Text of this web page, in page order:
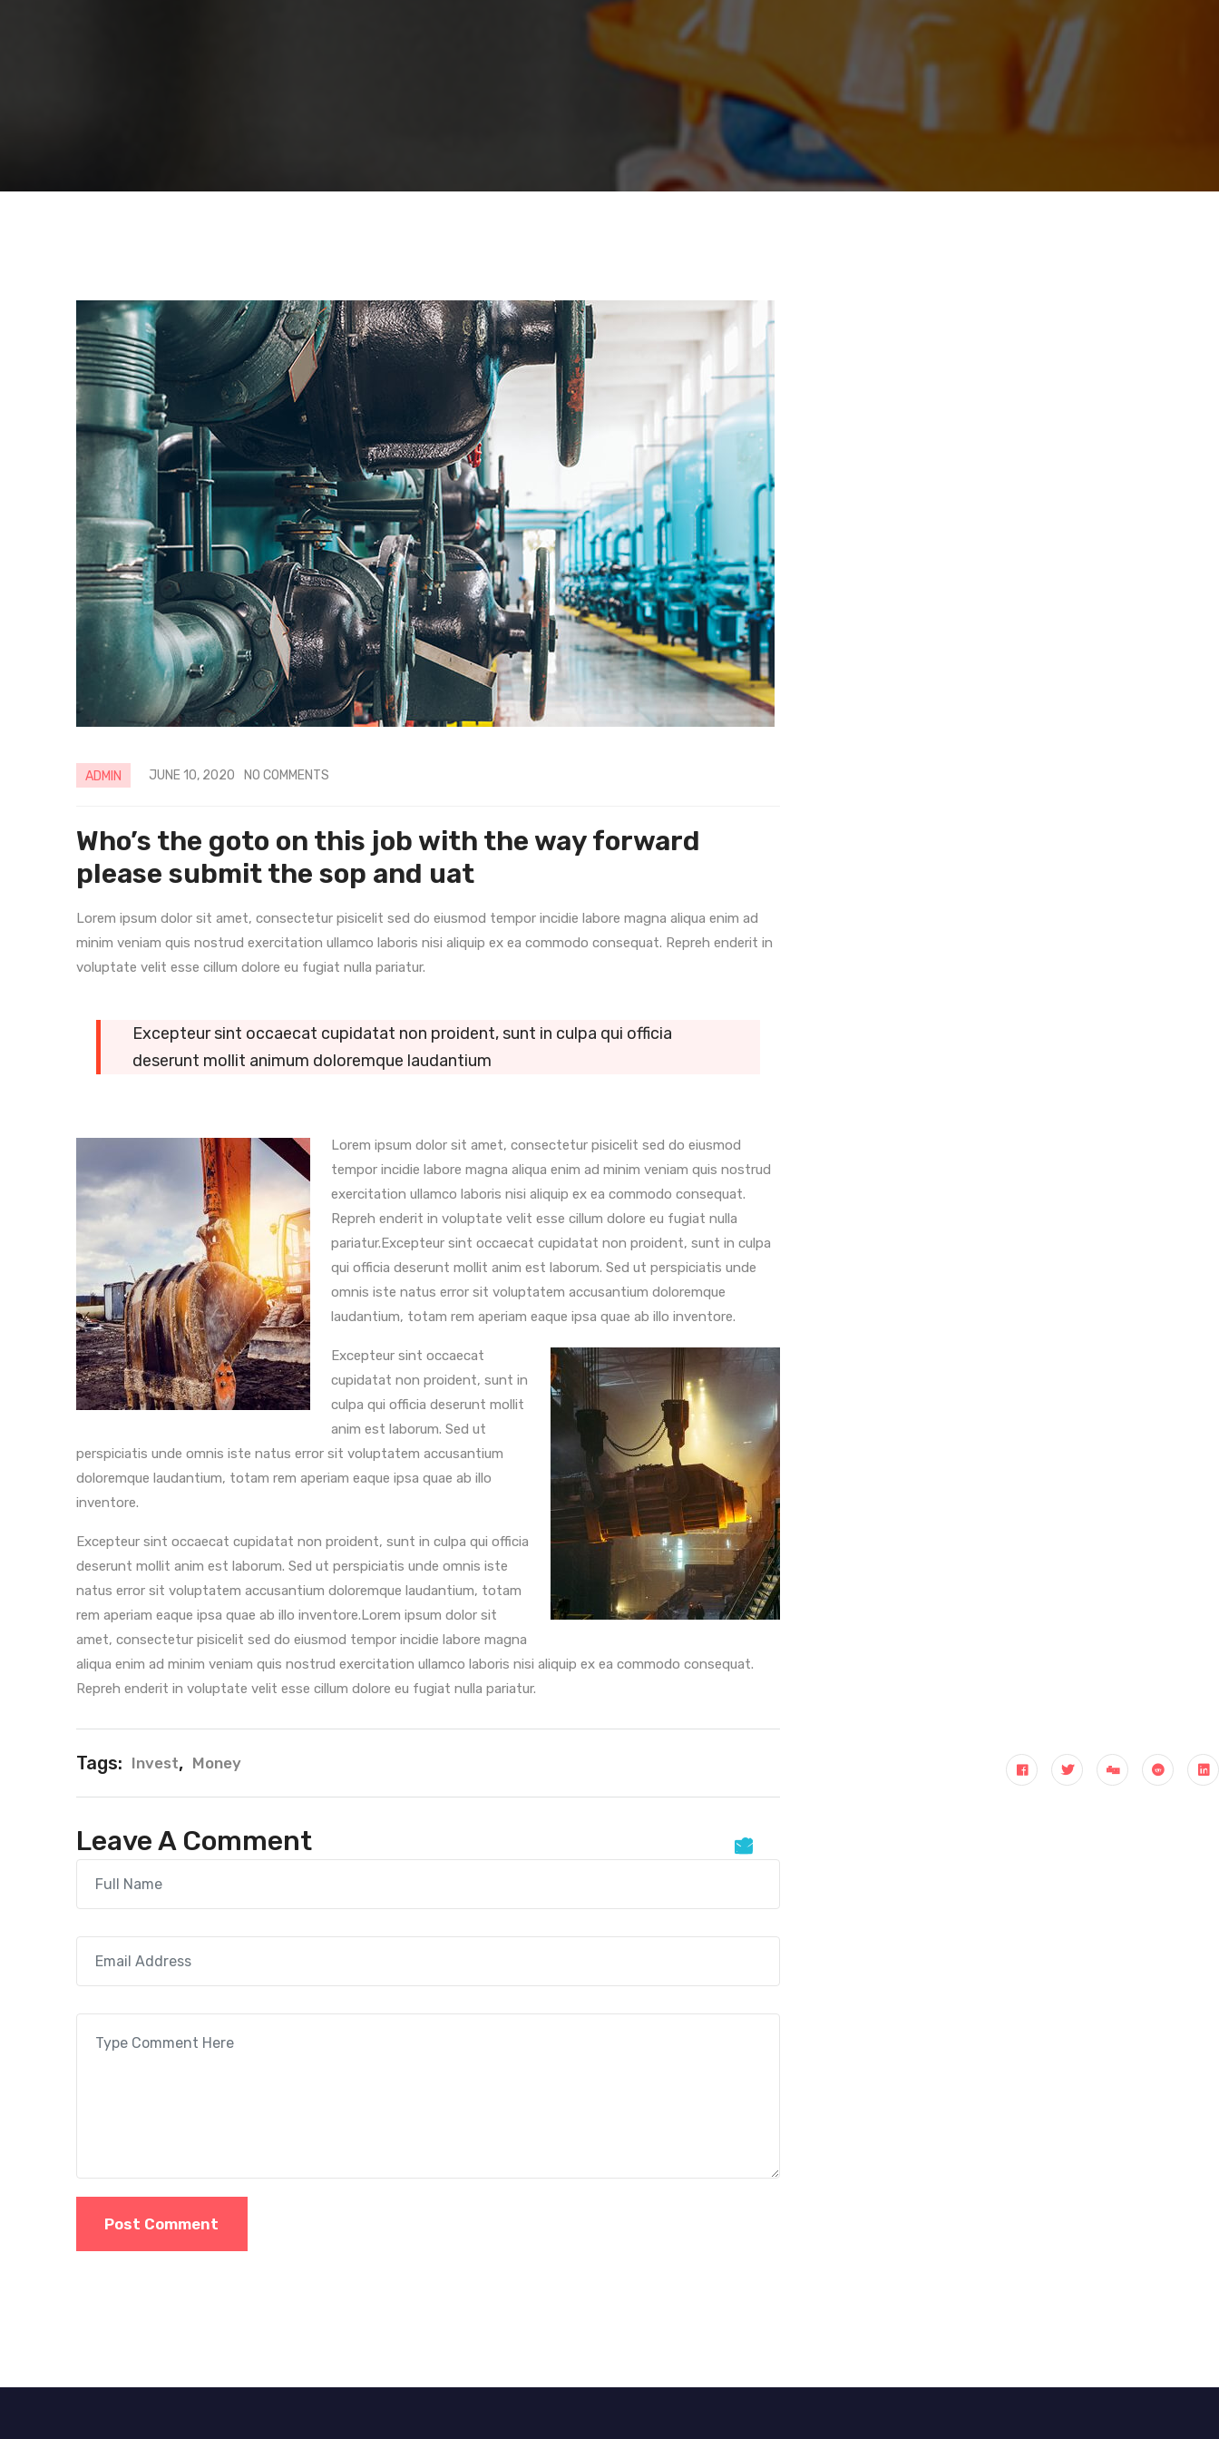
ADMIN JUNE 10, 2020 NO COMMENTS
Who’s the goto on this job with the way forward
please submit the sop and uat
Lorem ipsum dolor sit amet, consectetur pisicelit sed do eiusmod tempor incidie labore magna aliqua enim ad
minim veniam quis nostrud exercitation ullamco laboris nisi aliquip ex ea commodo consequat. Repreh enderit in
voluptate velit esse cillum dolore eu fugiat nulla pariatur.
Excepteur sint occaecat cupidatat non proident, sunt in culpa qui officia
deserunt mollit animum doloremque laudantium
Lorem ipsum dolor sit amet, consectetur pisicelit sed do eiusmod
tempor incidie labore magna aliqua enim ad minim veniam quis nostrud
exercitation ullamco laboris nisi aliquip ex ea commodo consequat.
Repreh enderit in voluptate velit esse cillum dolore eu fugiat nulla
pariatur.Excepteur sint occaecat cupidatat non proident, sunt in culpa
qui officia deserunt mollit anim est laborum. Sed ut perspiciatis unde
omnis iste natus error sit voluptatem accusantium doloremque
laudantium, totam rem aperiam eaque ipsa quae ab illo inventore.
Excepteur sint occaecat
cupidatat non proident, sunt in
culpa qui officia deserunt mollit
anim est laborum. Sed ut
perspiciatis unde omnis iste natus error sit voluptatem accusantium
doloremque laudantium, totam rem aperiam eaque ipsa quae ab illo
inventore.
Excepteur sint occaecat cupidatat non proident, sunt in culpa qui officia
deserunt mollit anim est laborum. Sed ut perspiciatis unde omnis iste
natus error sit voluptatem accusantium doloremque laudantium, totam
rem aperiam eaque ipsa quae ab illo inventore.Lorem ipsum dolor sit
amet, consectetur pisicelit sed do eiusmod tempor incidie labore magna
aliqua enim ad minim veniam quis nostrud exercitation ullamco laboris nisi aliquip ex ea commodo consequat.
Repreh enderit in voluptate velit esse cillum dolore eu fugiat nulla pariatur.
Tags: Invest, Money
Leave A Comment
Post Comment